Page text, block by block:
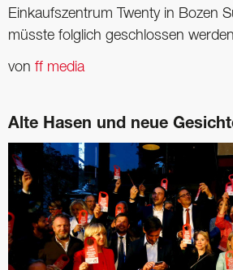
Einkaufszentrum Twenty in Bozen
müsste folglich geschlossen
von ff media
Alte Hasen und neue